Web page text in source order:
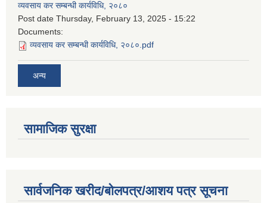
व्यवसाय कर सम्बन्धी कार्यविधि, २०८०
Post date Thursday, February 13, 2025 - 15:22
Documents:
व्यवसाय कर सम्बन्धी कार्यविधि, २०८०.pdf
अन्य
सामाजिक सुरक्षा
सार्वजनिक खरीद/बोलपत्र/आशय पत्र सूचना